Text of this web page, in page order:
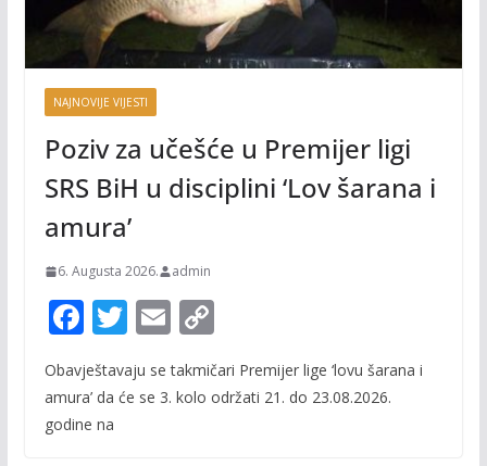
NAJNOVIJE VIJESTI
Poziv za učešće u Premijer ligi
SRS BiH u disciplini ‘Lov šarana i
amura’
6. Augusta 2026. admin
F
ac
e
b
T
itt
E
m
ai
C
o
p
Obavještavaju se takmičari Premijer lige ‘lovu šarana i
amura’ da će se 3. kolo održati 21. do 23.08.2026.
godine na